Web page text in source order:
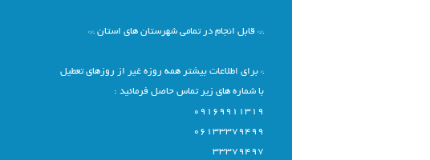
** قابل انجام در تمامی شهرستان های استان **
* برای اطلاعات بیشتر همه روزه غیر از روزهای تعطیل
با شماره های زیر تماس حاصل فرمائید :
09169911319
06133379499
33379497